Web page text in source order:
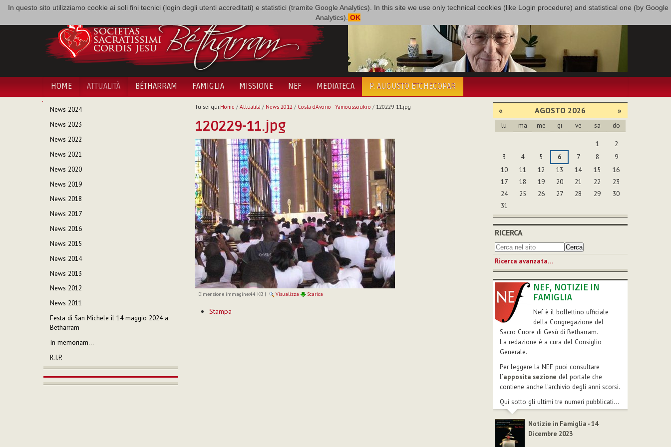
In questo sito utilizziamo cookie ai soli fini tecnici (login degli utenti accreditati) e statistici (tramite Google Analytics). In this site we use only technical cookies (like Login procedure) and statistical one (by Google
Analytics). OK
HOME ATTUALITÀ BÉTHARRAM FAMIGLIA MISSIONE NEF MEDIATECA P. AUGUSTO ETCHECOPAR
NAVIGAZIONE
News 2024
News 2023
News 2022
News 2021
News 2020
News 2019
News 2018
News 2017
News 2016
News 2015
News 2014
News 2013
News 2012
News 2011
Festa di San Michele il 14 maggio 2024 a
Betharram
In memoriam…
R.I.P.
Tu sei qui:Home / Attualità / News 2012 / Costa dAvorio - Yamoussoukro / 120229-11.jpg
120229-11.jpg
Dimensione immagine:44 KB| Visualizza Scarica
sul
Stampa
« AGOSTO 2026 »
lu ma me gi ve sa do
1
2
3
4 5 6 7 8
9
10
11 12 13 14 15
16
17
18 19 20 21 22
23
24
25 26 27 28 29
30
31
RICERCA
Ricerca avanzata…
NEF, NOTIZIE IN
FAMIGLIA
Nef è il bollettino ufficiale
della Congregazione del
Sacro Cuore di Gesù di Betharram.
La redazione è a cura del Consiglio
Generale.
Per leggere la NEF puoi consultare
l’apposita sezione del portale che
contiene anche l'archivio degli anni scorsi.
Qui sotto gli ultimi tre numeri pubblicati...
Notizie in Famiglia - 14
Dicembre 2023